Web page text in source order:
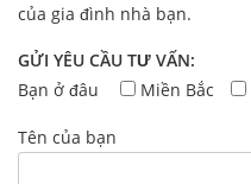
của gia đình nhà bạn.
GỬI YÊU CẦU TƯ VẤN:
Bạn ở đâu
Miền Bắc
Tên của bạn